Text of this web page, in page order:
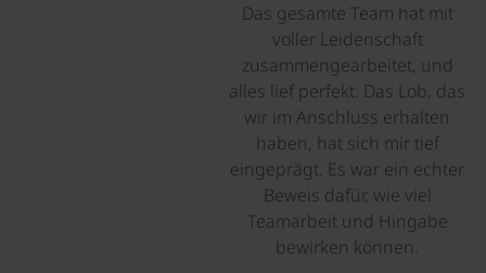
Das gesamte Team hat mit
voller Leidenschaft
zusammengearbeitet, und
alles lief perfekt. Das Lob, das
wir im Anschluss erhalten
haben, hat sich mir tief
eingeprägt. Es war ein echter
Beweis dafür, wie viel
Teamarbeit und Hingabe
bewirken können.